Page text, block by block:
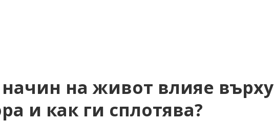
на живот влияе върху
и как ги сплотява?